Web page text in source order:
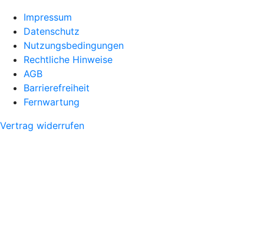
Impressum
Datenschutz
Nutzungsbedingungen
Rechtliche Hinweise
AGB
Barrierefreiheit
Fernwartung
Vertrag widerrufen